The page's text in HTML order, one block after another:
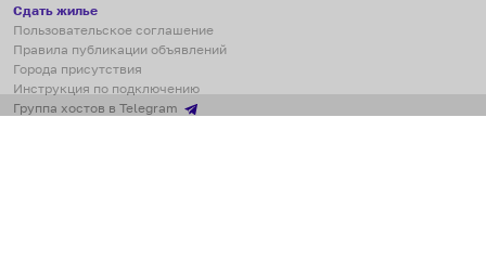
Сдать жилье
Пользовательское соглашение
Правила публикации объявлений
Города присутствия
Инструкция по подключению
Группа хостов в Telegram